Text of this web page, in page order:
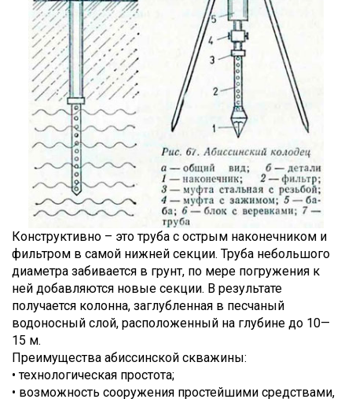
Конструктивно – это труба с острым наконечником и
фильтром в самой нижней секции. Труба небольшого
диаметра забивается в грунт, по мере погружения к
ней добавляются новые секции. В результате
получается колонна, заглубленная в песчаный
водоносный слой, расположенный на глубине до 10—
15 м.
Преимущества абиссинской скважины:
• технологическая простота;
• возможность сооружения простейшими средствами,